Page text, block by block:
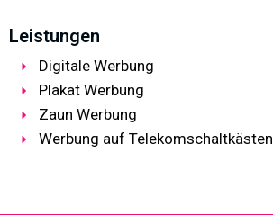
Leistungen
Digitale Werbung
Plakat Werbung
Zaun Werbung
Werbung auf Telekomschaltkästen